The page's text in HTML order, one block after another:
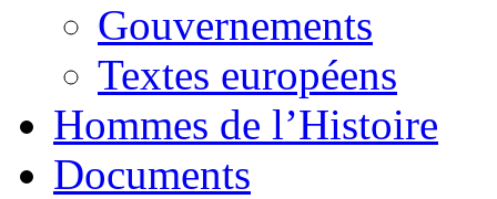
Gouvernements
Textes européens
Hommes de l’Histoire
Documents